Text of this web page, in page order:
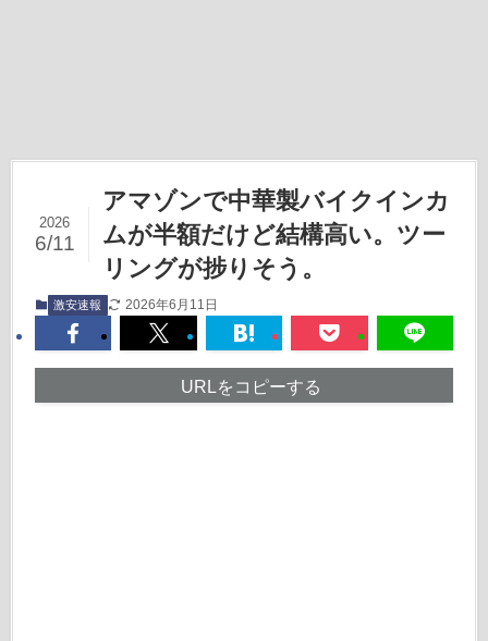
アマゾンで中華製バイクインカ
ムが半額だけど結構高い。ツー
リングが捗りそう。
2026
6/11
激安速報 2026年6月11日
URLをコピーする